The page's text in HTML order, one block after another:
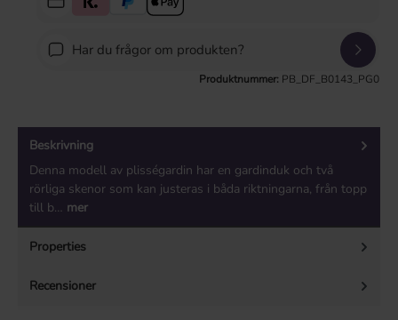
Har du frågor om produkten?
Produktnummer: PB_DF_B0143_PG0
Beskrivning
Denna modell av plisségardin har en gardinduk och två
rörliga skenor som kan justeras i båda riktningarna, från topp
till b… mer
Properties
Recensioner